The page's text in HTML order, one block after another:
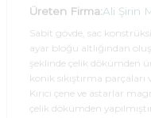
Üreten Firma:Ali Şirin
Sabit gövde, sac
ayar bloğu altlığından
şeklinde çelik dökümden
konik sıkıştırma
Kırıcı çene ve astarlar
çelik dökümden